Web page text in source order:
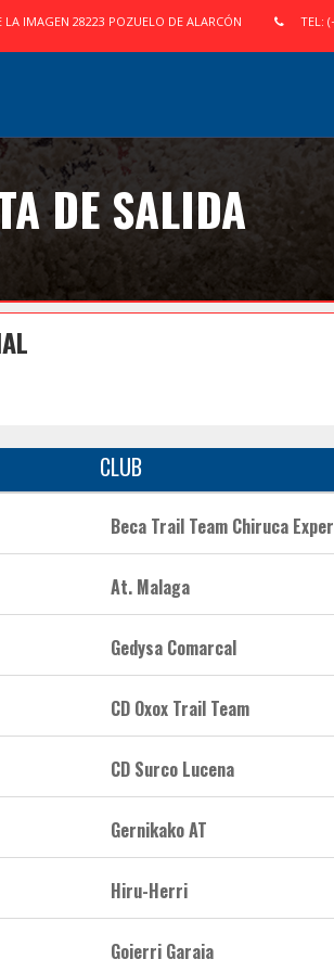
IMAGEN 28223 POZUELO DE ALARCÓN TEL:
DE SALIDA
CLUB
Beca Trail Team Chiruca
At. Malaga
Gedysa Comarcal
CD Oxox Trail Team
CD Surco Lucena
Gernikako AT
Hiru-Herri
Goierri Garaia